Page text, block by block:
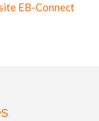
EB-Connect